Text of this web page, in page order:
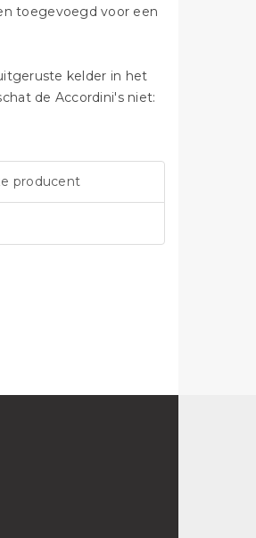
toegevoegd voor een
kelder in het
de Accordini's niet:
producent